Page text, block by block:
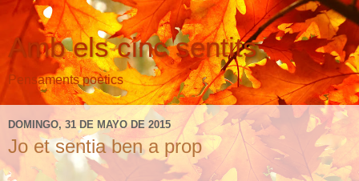
Amb els cinc sentits
Pensaments poètics
DOMINGO, 31 DE MAYO DE 2015
Jo et sentia ben a prop